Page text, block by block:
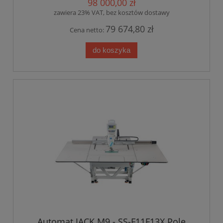
98 000,00 zł
zawiera 23% VAT, bez kosztów dostawy
Cena netto: 79 674,80 zł
do koszyka